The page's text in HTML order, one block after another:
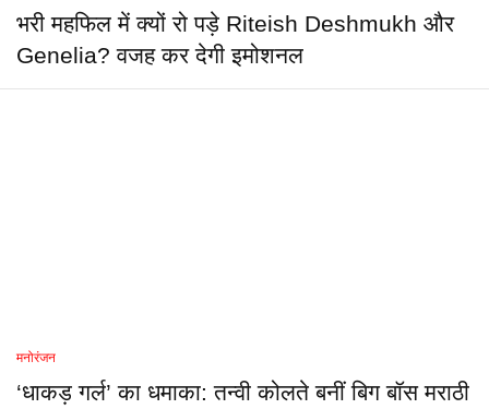
भरी महफिल में क्यों रो पड़े Riteish Deshmukh और
Genelia? वजह कर देगी इमोशनल
मनोरंजन
‘धाकड़ गर्ल’ का धमाका: तन्वी कोलते बनीं बिग बॉस मराठी